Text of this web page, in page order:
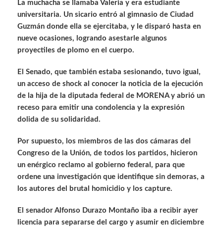
La muchacha se llamaba Valeria y era estudiante
universitaria. Un sicario entró al gimnasio de Ciudad
Guzmán donde ella se ejercitaba, y le disparó hasta en
nueve ocasiones, logrando asestarle algunos
proyectiles de plomo en el cuerpo.
El Senado, que también estaba sesionando, tuvo igual,
un acceso de shock al conocer la noticia de la ejecución
de la hija de la diputada federal de MORENA y abrió un
receso para emitir una condolencia y la expresión
dolida de su solidaridad.
Por supuesto, los miembros de las dos cámaras del
Congreso de la Unión, de todos los partidos, hicieron
un enérgico reclamo al gobierno federal, para que
ordene una investigación que identifique sin demoras, a
los autores del brutal homicidio y los capture.
El senador Alfonso Durazo Montaño iba a recibir ayer
licencia para separarse del cargo y asumir en diciembre